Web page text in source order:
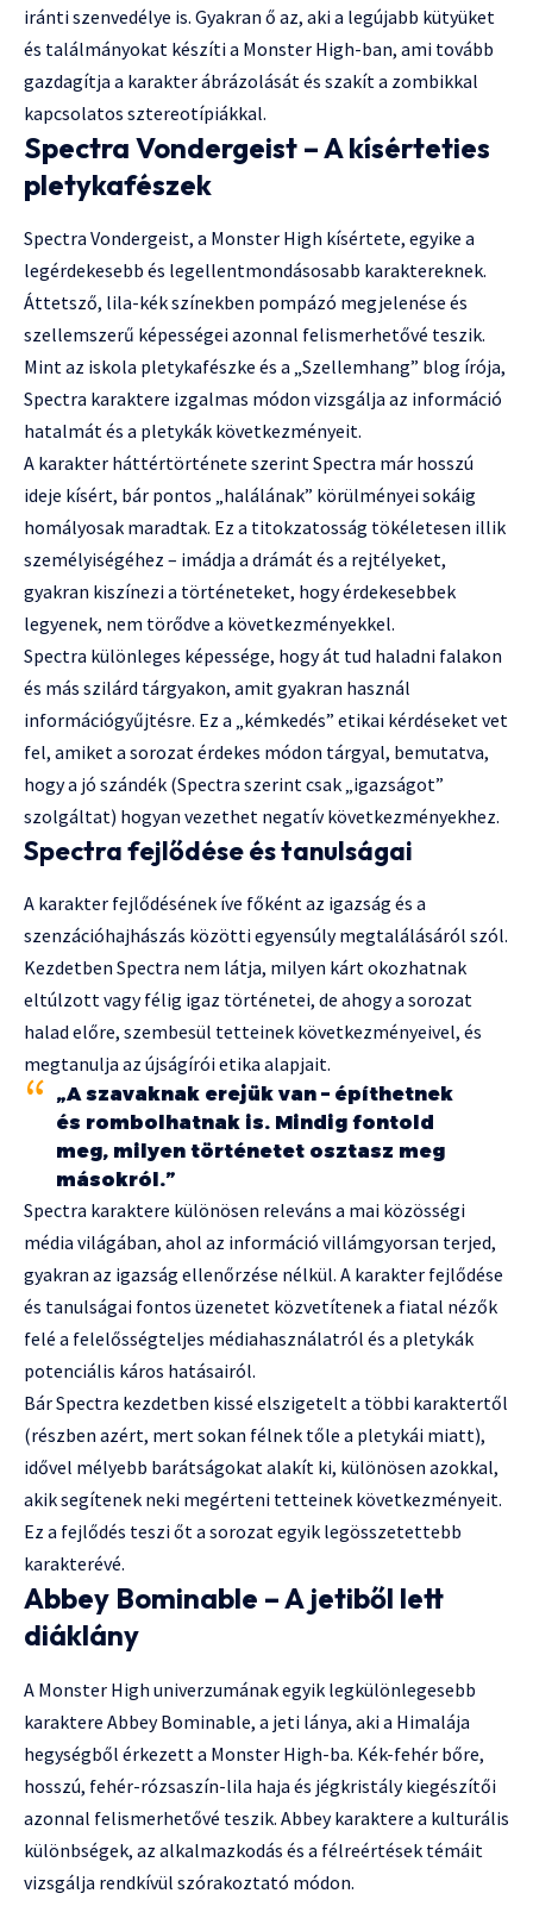
iránti szenvedélye is. Gyakran ő az, aki a legújabb kütyüket
és találmányokat készíti a Monster High-ban, ami tovább
gazdagítja a karakter ábrázolását és szakít a zombikkal
kapcsolatos sztereotípiákkal.
Spectra Vondergeist – A kísérteties
pletykafészek
Spectra Vondergeist, a Monster High kísértete, egyike a
legérdekesebb és legellentmondásosabb karaktereknek.
Áttetsző, lila-kék színekben pompázó megjelenése és
szellemszerű képességei azonnal felismerhetővé teszik.
Mint az iskola pletykafészke és a „Szellemhang” blog írója,
Spectra karaktere izgalmas módon vizsgálja az információ
hatalmát és a pletykák következményeit.
A karakter háttértörténete szerint Spectra már hosszú
ideje kísért, bár pontos „halálának” körülményei sokáig
homályosak maradtak. Ez a titokzatosság tökéletesen illik
személyiségéhez – imádja a drámát és a rejtélyeket,
gyakran kiszínezi a történeteket, hogy érdekesebbek
legyenek, nem törődve a következményekkel.
Spectra különleges képessége, hogy át tud haladni falakon
és más szilárd tárgyakon, amit gyakran használ
információgyűjtésre. Ez a „kémkedés” etikai kérdéseket vet
fel, amiket a sorozat érdekes módon tárgyal, bemutatva,
hogy a jó szándék (Spectra szerint csak „igazságot”
szolgáltat) hogyan vezethet negatív következményekhez.
Spectra fejlődése és tanulságai
A karakter fejlődésének íve főként az igazság és a
szenzációhajhászás közötti egyensúly megtalálásáról szól.
Kezdetben Spectra nem látja, milyen kárt okozhatnak
eltúlzott vagy félig igaz történetei, de ahogy a sorozat
halad előre, szembesül tetteinek következményeivel, és
megtanulja az újságírói etika alapjait.
„A szavaknak erejük van – építhetnek
és rombolhatnak is. Mindig fontold
meg, milyen történetet osztasz meg
másokról.”
Spectra karaktere különösen releváns a mai közösségi
média világában, ahol az információ villámgyorsan terjed,
gyakran az igazság ellenőrzése nélkül. A karakter fejlődése
és tanulságai fontos üzenetet közvetítenek a fiatal nézők
felé a felelősségteljes médiahasználatról és a pletykák
potenciális káros hatásairól.
Bár Spectra kezdetben kissé elszigetelt a többi karaktertől
(részben azért, mert sokan félnek tőle a pletykái miatt),
idővel mélyebb barátságokat alakít ki, különösen azokkal,
akik segítenek neki megérteni tetteinek következményeit.
Ez a fejlődés teszi őt a sorozat egyik legösszetettebb
karakterévé.
Abbey Bominable – A jetiből lett
diáklány
A Monster High univerzumának egyik legkülönlegesebb
karaktere Abbey Bominable, a jeti lánya, aki a Himalája
hegységből érkezett a Monster High-ba. Kék-fehér bőre,
hosszú, fehér-rózsaszín-lila haja és jégkristály kiegészítői
azonnal felismerhetővé teszik. Abbey karaktere a kulturális
különbségek, az alkalmazkodás és a félreértések témáit
vizsgálja rendkívül szórakoztató módon.